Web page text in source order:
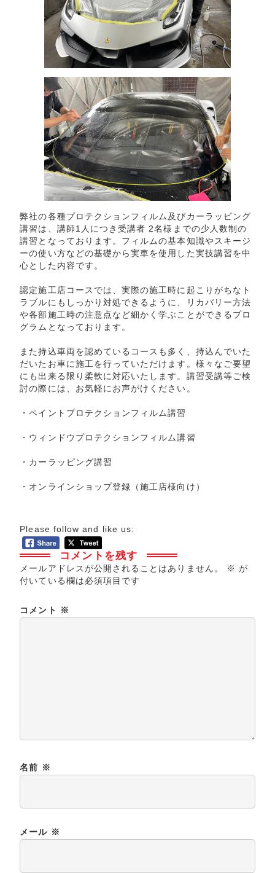
弊社の各種プロテクションフィルム及びカーラッピング
講習は、講師1人につき受講者 2名様までの少人数制の
講習となっております。フィルムの基本知識やスキージ
ーの使い方などの基礎から実車を使用した実技講習を中
心とした内容です。
認定施工店コースでは、実際の施工時に起こりがちなト
ラブルにもしっかり対処できるように、リカバリー方法
や各部施工時の注意点など細かく学ぶことができるプロ
グラムとなっております。
また持込車両を認めているコースも多く、持込んでいた
だいたお車に施工を行っていただけます。様々なご要望
にも出来る限り柔軟に対応いたします。講習受講等ご検
討の際には、お気軽にお声がけください。
・ペイントプロテクションフィルム講習
・ ウィンドウプロテクションフィルム講習
・ カーラッピング講習
・ オンラインショップ登録 （施工店様向け）
Please follow and like us:
コメントを残す
メールアドレスが公開されることはありません。 ※ が
付いている欄は必須項目です
コメント ※
名前 ※
メール ※